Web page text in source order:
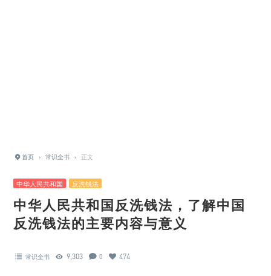
首页 › 常识全书 › 正文
中华人民共和国 反洗钱法
中华人民共和国反洗钱法，了解中国
反洗钱法的主要内容与意义
常识全书 9,303 0 474